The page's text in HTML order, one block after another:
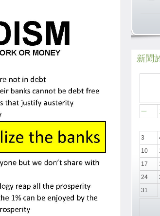
新聞
一
3
10
17
24
31